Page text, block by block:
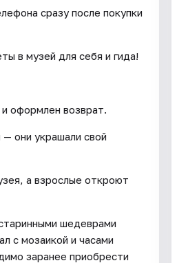
сразу после покупки
в музей для себя и гида!
и оформлен возврат.
они украшали свой
а взрослые откроют
шедеврами
с мозаикой и часами
заранее приобрести